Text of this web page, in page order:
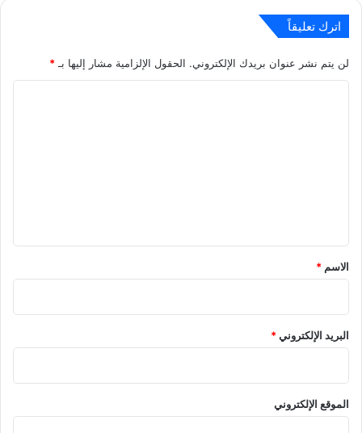
اترك تعليقاً
لن يتم نشر عنوان بريدك الإلكتروني. الحقول الإلزامية مشار إليها بـ *
*
الاسم *
البريد الإلكتروني*
الموقع الإلكتروني